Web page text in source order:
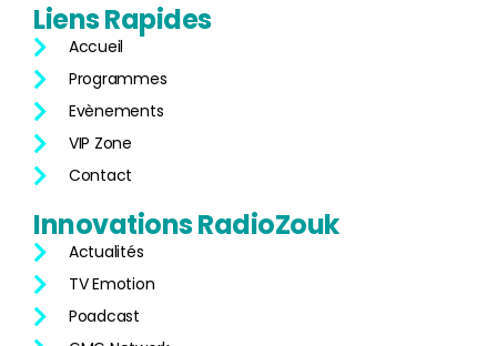
LiensRapides
Accueil
Programmes
Evènements
VIP Zone
Contact
InnovationsRadioZouk
Actualités
TV Emotion
Poadcast